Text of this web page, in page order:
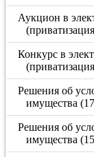
Аукцион в
Конкурс в
Решения об
имущества
Решения об
имущества